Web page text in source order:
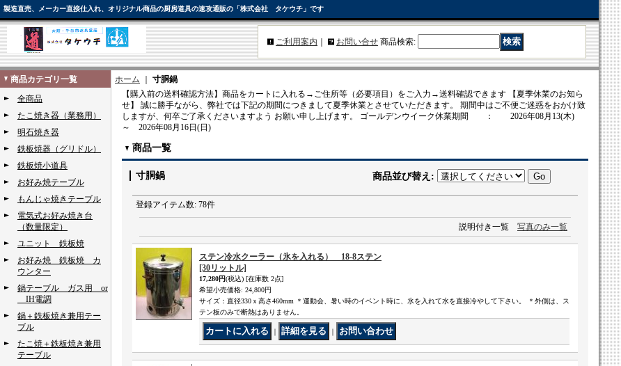
製造直売、メーカー直接仕入れ、オリジナル商品の厨房道具の速攻通販の「株式会社 タケウチ」です
ご利用案内 お問い合せ 商品検索:
商品カテゴリ一覧
全商品
たこ焼き器（業務用）
明石焼き器
鉄板焼器（グリドル）
鉄板焼小道具
お好み焼テーブル
もんじゃ焼きテーブル
電気式お好み焼き台
（数量限定）
ユニット 鉄板焼
お好み焼 鉄板焼 カ
ウンター
鍋テーブル ガス用 or
IH電調
鍋＋鉄板焼き兼用テー
ブル
たこ焼＋鉄板焼き兼用
テーブル
ホーム
寸胴鍋
【購入前の送料確認方法】商品をカートに入れる→ご住所等（必要項目）をご入力→送料確認できます 【夏季休業のお知ら
せ】 誠に勝手ながら、弊社では下記の期間につきまして夏季休業とさせていただきます。 期間中はご不便ご迷惑をおかけ致
しますが、何卒ご了承くださいますよう お願い申し上げます。 ゴールデンウイーク休業期間 ： 2026年08月13(木)
～ 2026年08月16日(日)
商品一覧
寸胴鍋 商品並び替え :
登録アイテム数: 78件
説明付き一覧 写真のみ一覧
ステン冷水クーラー（氷を入れる） 18-8ステン
[30リットル]
17,280円(税込) [在庫数 2点]
希望小売価格: 24,800円
サイズ：直径330ｘ高さ460mm ＊運動会、暑い時のイベント時に、氷を入れて水を直接冷やして下さい。 ＊外側は、ス
テン板のみで断熱はありません。
｜ ｜